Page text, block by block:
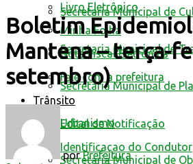
Livro Eletrônico
Minha Folha
Nota Fiscal Eletrônica
Fale com a prefeitura
Trânsito
Edital de Notificação
Identificacao do Condutor
Secretaria Municipal de
Secretaria Municipal de
Secretaria Municipal de
Urbanismo
Secretaria Municipal de
Boletim
Mantena – terça-
setembro)
por Prefeitura